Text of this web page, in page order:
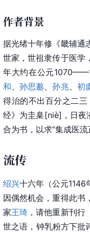
作者背景
据光绪十年修《畿辅通
世家，世祖隶传于医学
年大约在公元
和 、孙思邈 、孙兆、 初
得治的不出百分之二
经》为圭臬[niè]，日夜
合为书，以求“集成医
流传
绍兴十六年（公元1146
因偶然机会，重得此书
家王琦 ，请他重新刊
世之语，钟乳粉方下批